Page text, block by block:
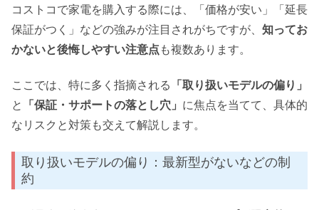
コストコで家電を購入する際には、「価格が安い」「延長
保証がつく」などの強みが注目されがちですが、 知ってお
かないと後悔しやすい注意点 も複数あります。
ここでは、特に多く指摘される
「取り扱いモデルの偏り」
と
「保証・サポートの落とし穴」 に焦点を当てて、具体的
なリスクと対策も交えて解説します。
取り扱いモデルの偏り：最新型がないなどの制
約